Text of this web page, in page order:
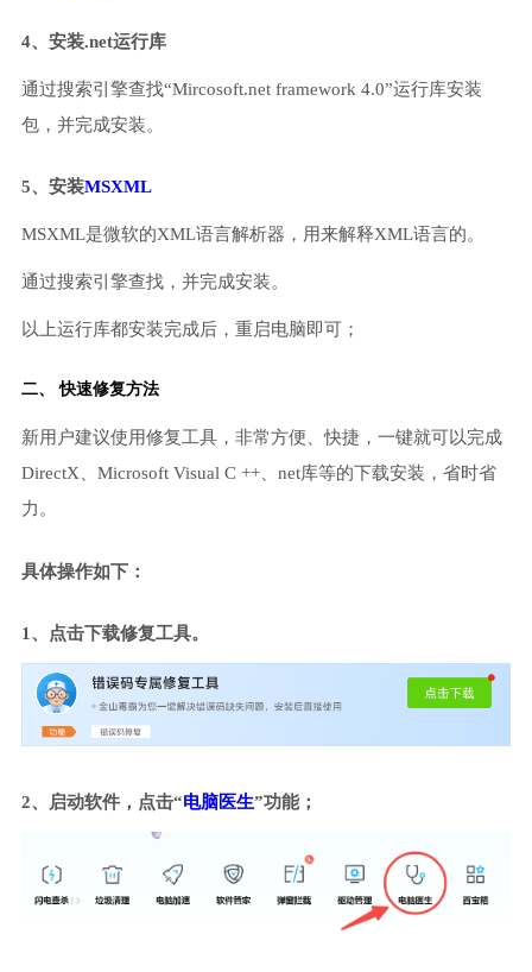
4、安装.net运行库
通过搜索引擎查找“Mircosoft.net framework 4.0”运行库安装
包，并完成安装。
5、安装MSXML
MSXML是微软的XML语言解析器，用来解释XML语言的。
通过搜索引擎查找，并完成安装。
以上运行库都安装完成后，重启电脑即可；
二、 快速修复方法
新用户建议使用修复工具，非常方便、快捷，一键就可以完成
DirectX、Microsoft Visual C ++、net库等的下载安装，省时省
力。
具体操作如下：
1、点击下载修复工具。
2、启动软件，点击“电脑医生”功能；